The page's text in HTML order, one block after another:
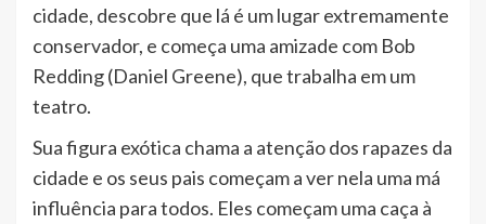
cidade, descobre que lá é um lugar extremamente
conservador, e começa uma amizade com Bob
Redding (Daniel Greene), que trabalha em um
teatro.
Sua figura exótica chama a atenção dos rapazes da
cidade e os seus pais começam a ver nela uma má
influência para todos. Eles começam uma caça à